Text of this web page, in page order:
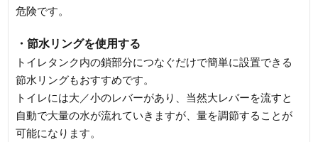
危険です。
・節水リングを使用する
トイレタンク内の鎖部分につなぐだけで簡単に設置できる
節水リングもおすすめです。
トイレには大／小のレバーがあり、当然大レバーを流すと
自動で大量の水が流れていきますが、量を調節することが
可能になります。